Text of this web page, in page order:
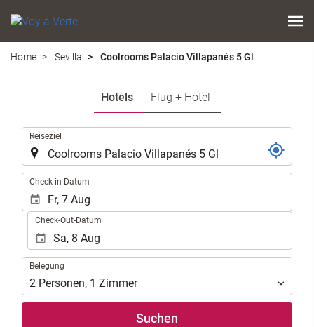
Home Sevilla Coolrooms Palacio Villapanés 5 Gl
Hotels Flug + Hotel
Reiseziel
Check-in Datum
Check-Out-Datum
Belegung
Belegung
2 Personen, 1 Zimmer
Suchen